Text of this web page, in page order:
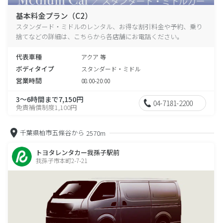
基本料金プラン（C2）
スタンダード・ミドルのレンタル、お得な割引料金や予約、乗り
捨てなどの詳細は、こちらから各店舗にお電話ください。
代表車種 アクア 等
ボディタイプ スタンダード・ミドル
営業時間 08:00-20:00
3～6時間まで7,150円
免責補償制度1,100円 04-7181-2200
千葉県柏市五條谷から 2570m
トヨタレンタカー我孫子駅前
我孫子市本町2-7-21